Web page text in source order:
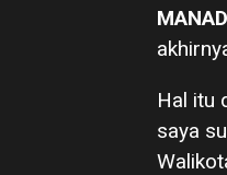
Hal itu
saya